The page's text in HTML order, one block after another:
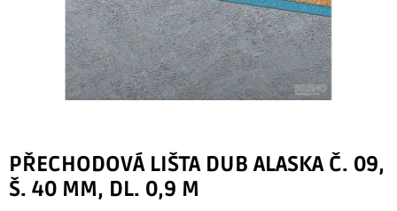
PŘECHODOVÁ LIŠTA DUB ALASKA Č. 09,
Š. 40 MM, DL. 0,9 M